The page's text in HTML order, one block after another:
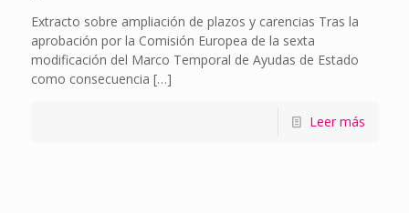
Extracto sobre ampliación de plazos y carencias Tras la
aprobación por la Comisión Europea de la sexta
modificación del Marco Temporal de Ayudas de Estado
como consecuencia […]
Leer más